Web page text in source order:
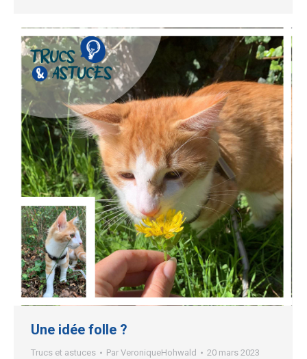
Une idée folle ?
Trucs et astuces Par VeroniqueHohwald 20 mars 2023